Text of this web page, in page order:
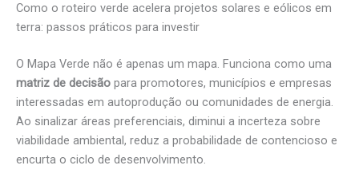
Como o roteiro verde acelera projetos solares e eólicos em
terra: passos práticos para investir
O Mapa Verde não é apenas um mapa. Funciona como uma
matriz de decisão para promotores, municípios e empresas
interessadas em autoprodução ou comunidades de energia.
Ao sinalizar áreas preferenciais, diminui a incerteza sobre
viabilidade ambiental, reduz a probabilidade de contencioso e
encurta o ciclo de desenvolvimento.